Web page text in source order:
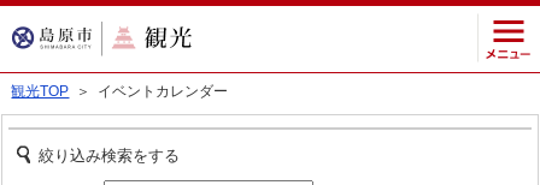
観光TOP ＞ イベントカレンダー
絞り込み検索をする